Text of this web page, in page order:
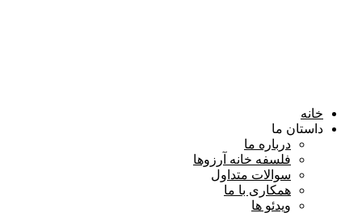
خانه
داستان ما
درباره ما
فلسفه خانه آرزوها
سوالات متداول
همكاری با ما
ویدئو ها